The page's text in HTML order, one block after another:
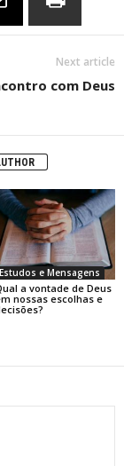
Next article
com Deus
Estudos e Mensagens
a vontade de Deus
nossas escolhas e